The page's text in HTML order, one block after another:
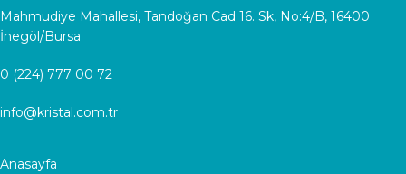
Mahmudiye Mahallesi, Tandoğan Cad 16. Sk, No:4/B, 16400
İnegöl/Bursa
0 (224) 777 00 72
info@kristal.com.tr
Anasayfa